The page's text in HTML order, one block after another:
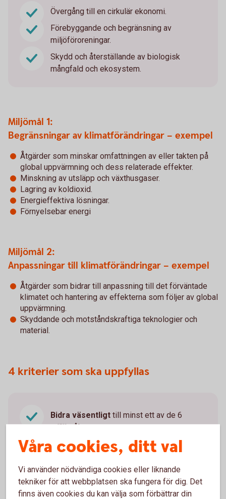
Övergång till en cirkulär ekonomi.
Förebyggande och begränsning av
miljöföroreningar.
Skydd och återställande av biologisk
mångfald och ekosystem.
Miljömål 1:
Begränsningar av klimatförändringar – exempel
Åtgärder som minskar omfattningen av eller takten på
global uppvärmning och dess relaterade effekter.
Minskning av utsläpp och växthusgaser.
Lagring av koldioxid.
Energieffektiva lösningar.
Förnyelsebar energi
Miljömål 2:
Anpassningar till klimatförändringar – exempel
Åtgärder som bidrar till anpassning till det förväntade
klimatet och hantering av effekterna som följer av global
uppvärmning.
Skyddande och motståndskraftiga teknologier och
material.
4 kriterier som ska uppfyllas
Bidra väsentligt till minst ett av de 6
miljömålen.
Inte orsaka betydande skada för något av
Utföras enligtvissa sociala
minimiskyddsåtgärderkopplat till
mänskliga rättigheter och arbetsrätt.
Våra cookies, ditt val
Vi använder nödvändiga cookies eller liknande
tekniker för att webbplatsen ska fungera för dig. Det
finns även cookies du kan välja som förbättrar din